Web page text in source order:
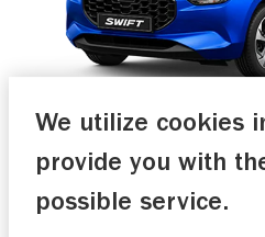
vanaf€
vanaf€ 299,-
We utilize cookies
provide you with
possible service.